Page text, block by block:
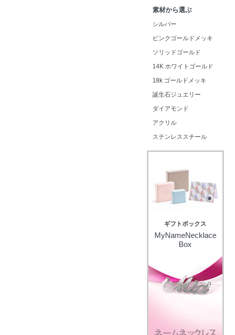
素材から選ぶ
シルバー
ピンクゴールドメッキ
ソリッドゴールド
14K ホワイトゴールド
18k ゴールドメッキ
誕生石ジュエリー
ダイアモンド
アクリル
ステンレススチール
ギフトボックス
MyNameNecklace
Box